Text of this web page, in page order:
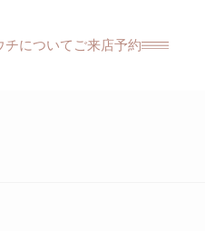
チについて ご来店予約